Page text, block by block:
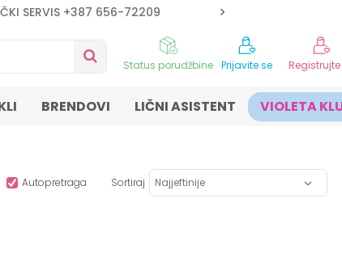
SERVIS +387 656-72209
Prijavite se
Status porudžbine
BRENDOVI LIČNI ASISTENT VIOLETA
Autopretraga Sortiraj